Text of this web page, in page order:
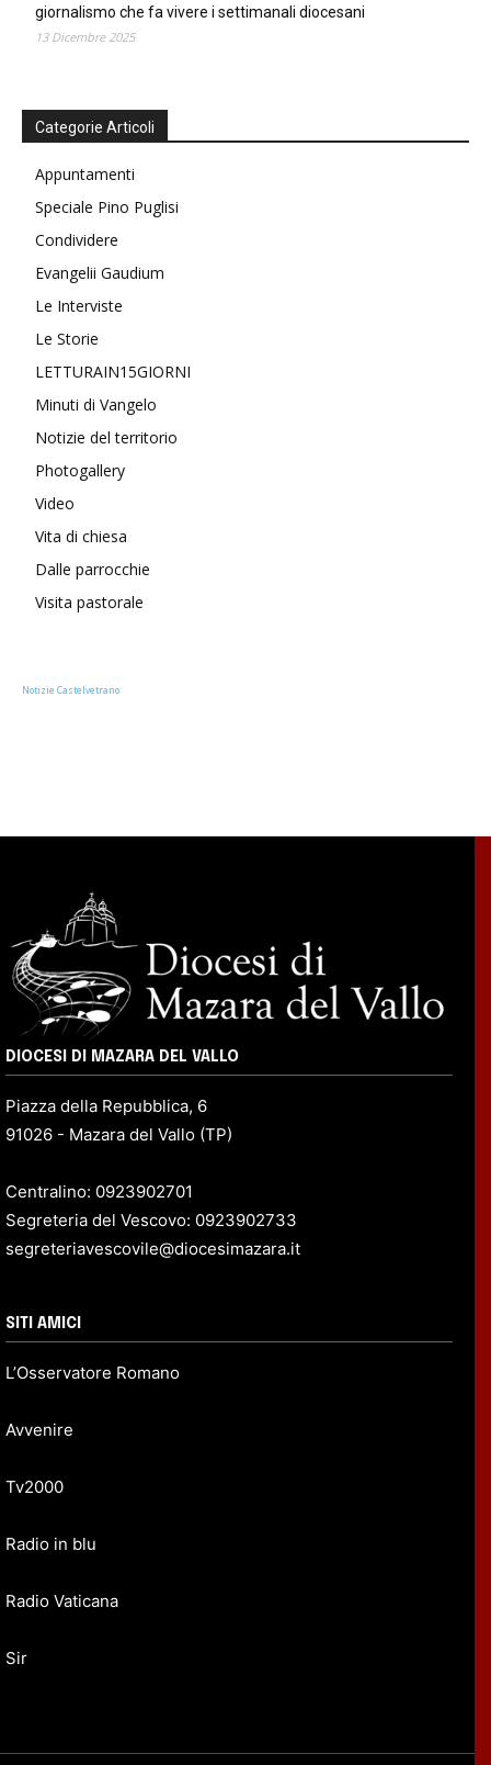
giornalismo che fa vivere i settimanali diocesani
13 Dicembre 2025
Categorie Articoli
Appuntamenti
Speciale Pino Puglisi
Condividere
Evangelii Gaudium
Le Interviste
Le Storie
LETTURAIN15GIORNI
Minuti di Vangelo
Notizie del territorio
Photogallery
Video
Vita di chiesa
Dalle parrocchie
Visita pastorale
Notizie Castelvetrano
DIOCESI DI MAZARA DEL VALLO
Piazza della Repubblica, 6
91026 - Mazara del Vallo (TP)
Centralino: 0923902701
Segreteria del Vescovo: 0923902733
segreteriavescovile@diocesimazara.it
SITI AMICI
L’Osservatore Romano
Avvenire
Tv2000
Radio in blu
Radio Vaticana
Sir